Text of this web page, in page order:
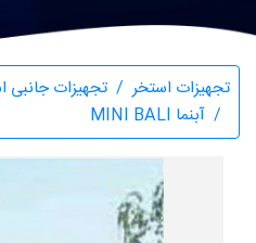
تجهیزات استخر تجهیزات جانبی
آبنما MINI BALI